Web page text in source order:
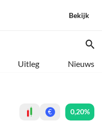
Bekijk
Uitleg Nieuws
€ 0,20%